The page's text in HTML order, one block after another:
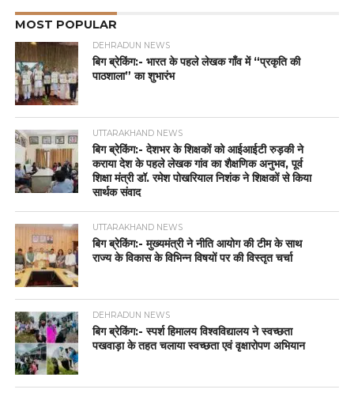
MOST POPULAR
DEHRADUN NEWS
बिग ब्रेकिंग:- भारत के पहले लेखक गाँव में “प्रकृति की
पाठशाला” का शुभारंभ
UTTARAKHAND NEWS
बिग ब्रेकिंग:- देशभर के शिक्षकों को आईआईटी रुड़की ने
कराया देश के पहले लेखक गांव का शैक्षणिक अनुभव, पूर्व
शिक्षा मंत्री डॉ. रमेश पोखरियाल निशंक ने शिक्षकों से किया
सार्थक संवाद
UTTARAKHAND NEWS
बिग ब्रेकिंग:- मुख्यमंत्री ने नीति आयोग की टीम के साथ
राज्य के विकास के विभिन्न विषयों पर की विस्तृत चर्चा
DEHRADUN NEWS
बिग ब्रेकिंग:- स्पर्श हिमालय विश्वविद्यालय ने स्वच्छता
पखवाड़ा के तहत चलाया स्वच्छता एवं वृक्षारोपण अभियान